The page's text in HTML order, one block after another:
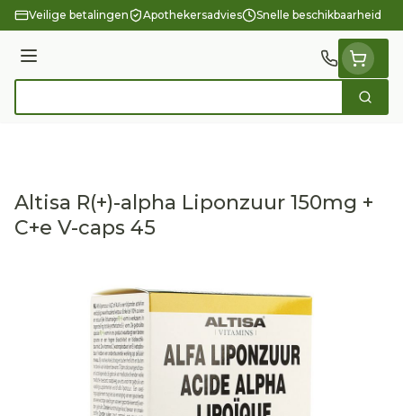
Ga naar de inhoud
Veilige betalingen Apothekersadvies Snelle beschikbaarheid
Menu
Zoek
Altisa R(+)-alpha Liponzuur 150mg +
C+e V-caps 45